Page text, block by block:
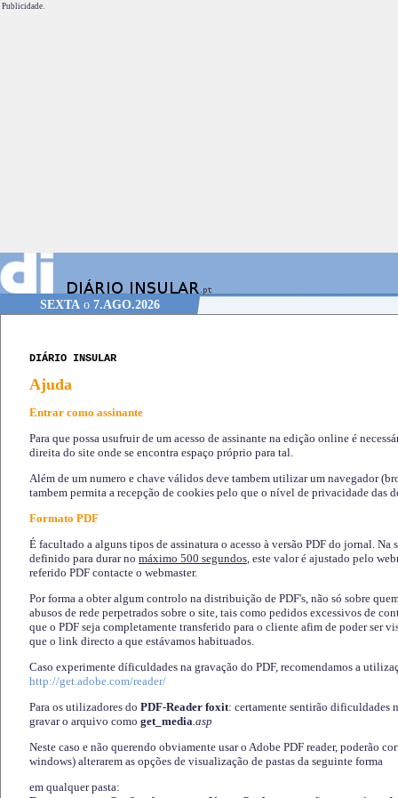
Publicidade.
SEXTA o 7.AGO.2026
DIÁRIO INSULAR
Ajuda
Entrar como assinante
Para que possa usufruir de um acesso de assinante na edição online é
direita do site onde se encontra espaço próprio para tal.
Além de um numero e chave válidos deve tambem utilizar um navegador
tambem permita a recepção de cookies pelo que o nível de privacidade das
Formato PDF
É facultado a alguns tipos de assinatura o acesso à versão PDF do jornal. Na
definido para durar no máximo 500 segundos, este valor é ajustado pelo
referido PDF contacte o webmaster.
Por forma a obter algum controlo na distribuição de PDF's, não só sobre
abusos de rede perpetrados sobre o site, tais como pedidos excessivos de
que o PDF seja completamente transferido para o cliente afim de poder ser
que o link directo a que estávamos habituados.
Caso experimente díficuldades na gravação do PDF, recomendamos a
http://get.adobe.com/reader/
Para os utilizadores do PDF-Reader foxit: certamente sentirão dificuldades
gravar o arquivo como get_media.asp
Neste caso e não querendo obviamente usar o Adobe PDF reader, poderão
windows) alterarem as opções de visualização de pastas da seguinte forma
em qualquer pasta: